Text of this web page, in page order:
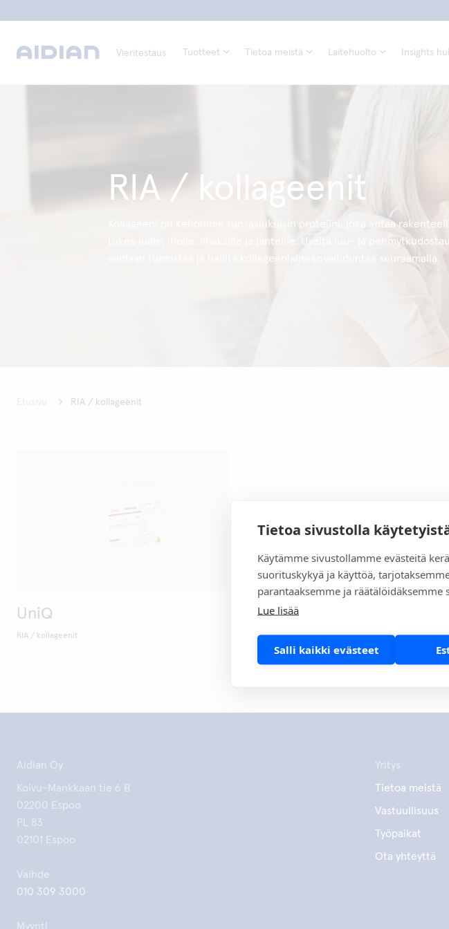
Tietoa sivustolla
Käytämme sivustollamme evästeitä
suorituskykyä ja käyttöä,
parantaaksemme ja räätälöidäksemme
Lue lisää
Salli kaikki evästeet
Vieritestaus Tuotteet Tietoa meistä Laitehuolto Insights
RIA / kollageenit
Kollageeni on kehomme runsaslukuisin proteiini, joka antaa
tukea luille, iholle, lihaksille ja jänteille. Useita luu- ja
voidaan tunnistaa ja hallita kollageeniaineenvaihduntaa seuraamalla.
RIA / kollageenit
UniQ
RIA / kollageenit
Aidian Oy
Koivu-Mankkaan tie 6 B
02200 Espoo
PL 83
02101 Espoo
Vaihde
010 309 3000
Myynti
Yritys
Tietoa meistä
Vastuullisuus
Työpaikat
Ota yhteyttä